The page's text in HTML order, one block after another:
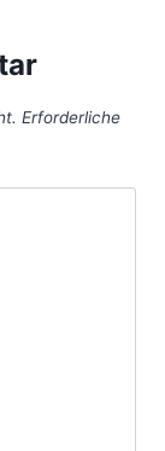
Erforderliche